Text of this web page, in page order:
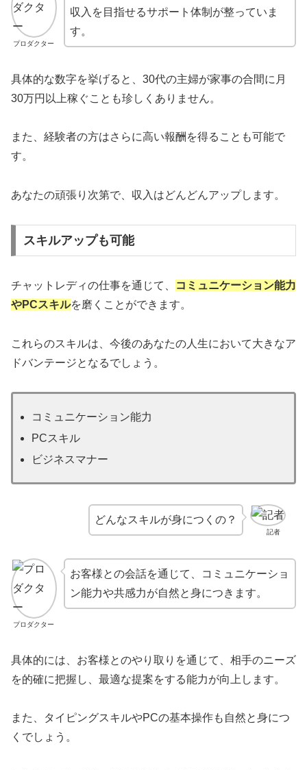
プロダクター
収入を目指せるサポート体制が整っていま
す。
具体的な数字を挙げると、30代の主婦が家事の合間に月
30万円以上稼ぐことも珍しくありません。
また、経験者の方はさらに高い報酬を得ることも可能で
す。
あなたの頑張り次第で、収入はどんどんアップします。
スキルアップも可能
チャットレディの仕事を通じて、
コミュニケーション能力
やPCスキルを磨くことができます。
これらのスキルは、今後のあなたの人生において大きなア
ドバンテージとなるでしょう。
コミュニケーション能力
PCスキル
ビジネスマナー
記者
どんなスキルが身につくの？
プロダクター
お客様との会話を通じて、コミュニケーショ
ン能力や共感力が自然と身につきます。
具体的には、お客様とのやり取りを通じて、相手のニーズ
を的確に把握し、最適な提案をする能力が向上します。
また、タイピングスキルやPCの基本操作も自然と身につ
くでしょう。